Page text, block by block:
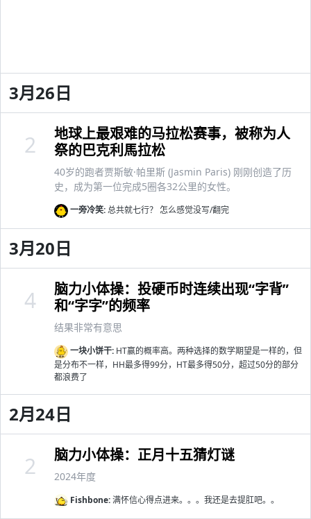
3月26日
地球上最艰难的马拉松赛事，被称为人
祭的巴克利馬拉松
40岁的跑者贾斯敏·帕里斯 (Jasmin Paris) 刚刚创造了历
史，成为第一位完成5圈各32公里的女性。
一旁冷笑:总共就七行？ 怎么感觉没写/翻完
2
3月20日
脑力小体操：投硬币时连续出现“字背”
和“字字”的频率
结果非常有意思
一块小饼干: HT赢的概率高。两种选择的数学期望是一样的，但
是分布不一样，HH最多得99分，HT最多得50分，超过50分的部分
都浪费了
4
2月24日
脑力小体操：正月十五猜灯谜
2024年度
Fishbone:满怀信心得点进来。。。我还是去提肛吧。。
2